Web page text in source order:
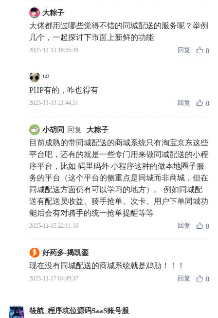
大粽子
大佬都用过哪些觉得不错的同城配送的服务呢？举例
几个，一起探讨下市面上新鲜的功能
2025-11-13 16:35:20 回复 0
¹²³
PHP有的，咋也得有
2025-11-13 21:44:51 回复 0
小胡同 回复 大粽子
目前成熟的带同城配送的商城系统只有淘宝京东这些
平台吧，还有的就是一些专门用来做同城配送的小程
序平台，比如 码里码外 小程序这种的做本地圈子服
务的平台（这个平台的侧重点是同城而非商城，但在
同城配送方面仍有可以学习的地方）。 例如同城配
送有配送员收益、骑手抢单、次卡、用户下单同城功
能后会有对骑手的统一抢单提醒等等
2025-11-15 22:11:16 回复 0
好药多-揭凯銮
现在没有同城配送的商城系统就是鸡肋！！！
2025-11-17 04:49:37 回复 0
筱航_程序坑位源码SaaS账号服